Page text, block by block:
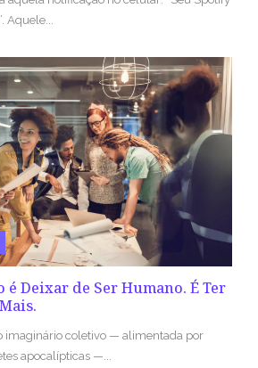
Aquele...
Deixar de Ser Humano. É Ter
imaginário coletivo — alimentada por
apocalípticas —...